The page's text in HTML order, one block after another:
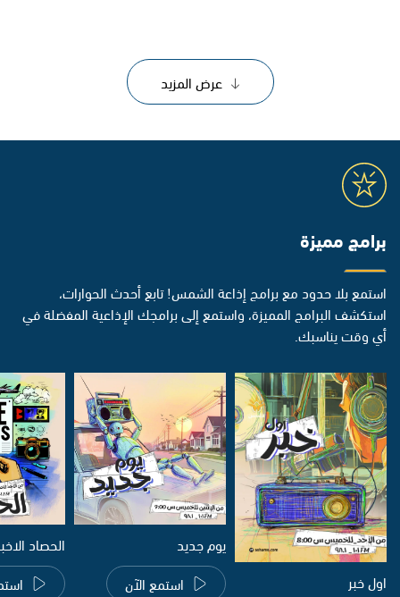
عرض المزيد
برامج مميزة
استمع بلا حدود مع برامج إذاعة الشمس! تابع أحدث الحوارات،
استكشف البرامج المميزة، واستمع إلى برامجك الإذاعية المفضلة في
أي وقت يناسبك.
اول خبر
يوم جديد
استمع الآن
الحصاد